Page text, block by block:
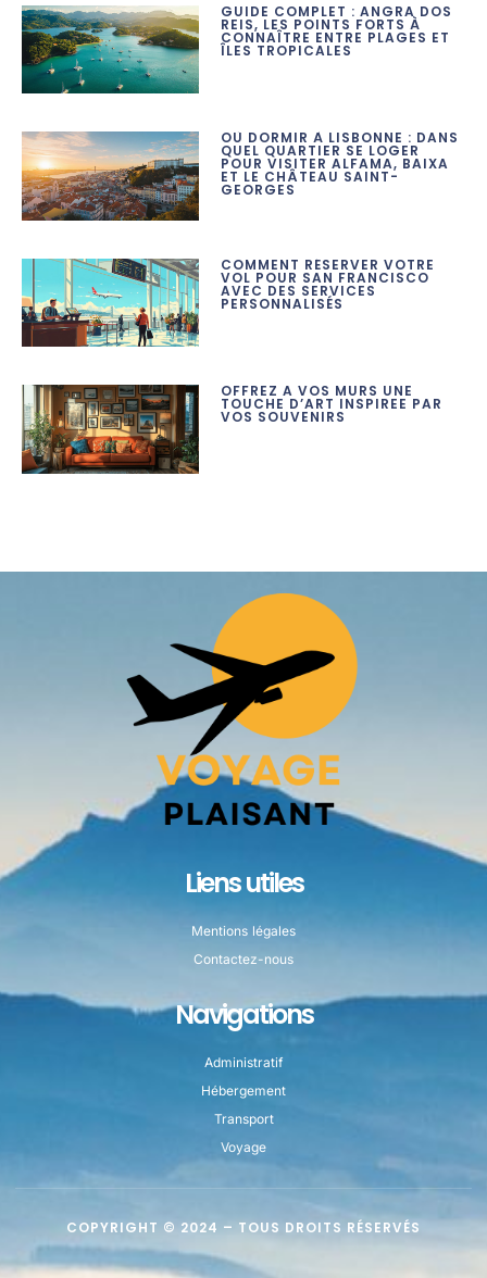
GUIDE COMPLET : ANGRA DOS
REIS, LES POINTS FORTS À
CONNAÎTRE ENTRE PLAGES ET
ÎLES TROPICALES
OÙ DORMIR À LISBONNE : DANS
QUEL QUARTIER SE LOGER
POUR VISITER ALFAMA, BAIXA
ET LE CHÂTEAU SAINT-
GEORGES
COMMENT RÉSERVER VOTRE
VOL POUR SAN FRANCISCO
AVEC DES SERVICES
PERSONNALISÉS
OFFREZ A VOS MURS UNE
TOUCHE D’ART INSPIREE PAR
VOS SOUVENIRS
Liens utiles
Mentions légales
Contactez-nous
Navigations
Administratif
Hébergement
Transport
Voyage
COPYRIGHT © 2024 – TOUS DROITS RÉSERVÉS